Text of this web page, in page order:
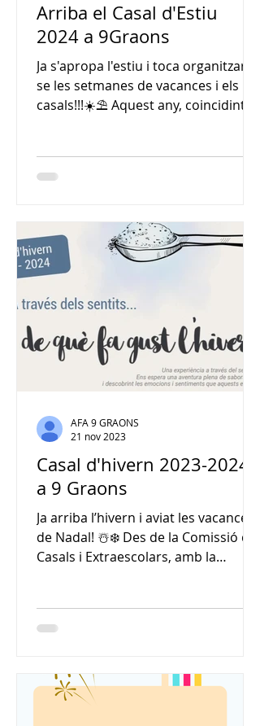
Arriba el Casal d'Estiu
2024 a 9Graons
Ja s'apropa l'estiu i toca organitzar-
se les setmanes de vacances i els
casals!!!☀️⛱️ Aquest any, coincidint
Casal d'hivern 2023-2024
a 9 Graons
Ja arriba l’hivern i aviat les vacances
de Nadal! ☃️❄️ Des de la Comissió de
Casals i Extraescolars, amb la
AFA 9 GRAONS
21 nov 2023